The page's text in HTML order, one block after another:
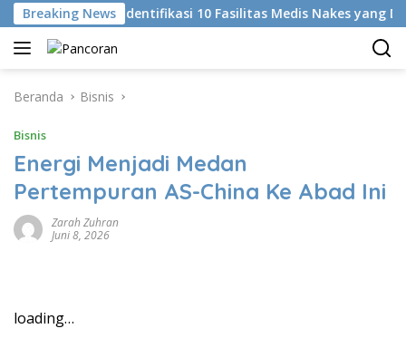
Langsung
ke
konten
Breaking News
KKI Identifikasi 10 Fasilitas Medis Nakes yang
Beranda Bisnis
Bisnis
Energi Menjadi Medan
Pertempuran AS-China Ke Abad Ini
Zarah Zuhran
Juni 8, 2026
loading…